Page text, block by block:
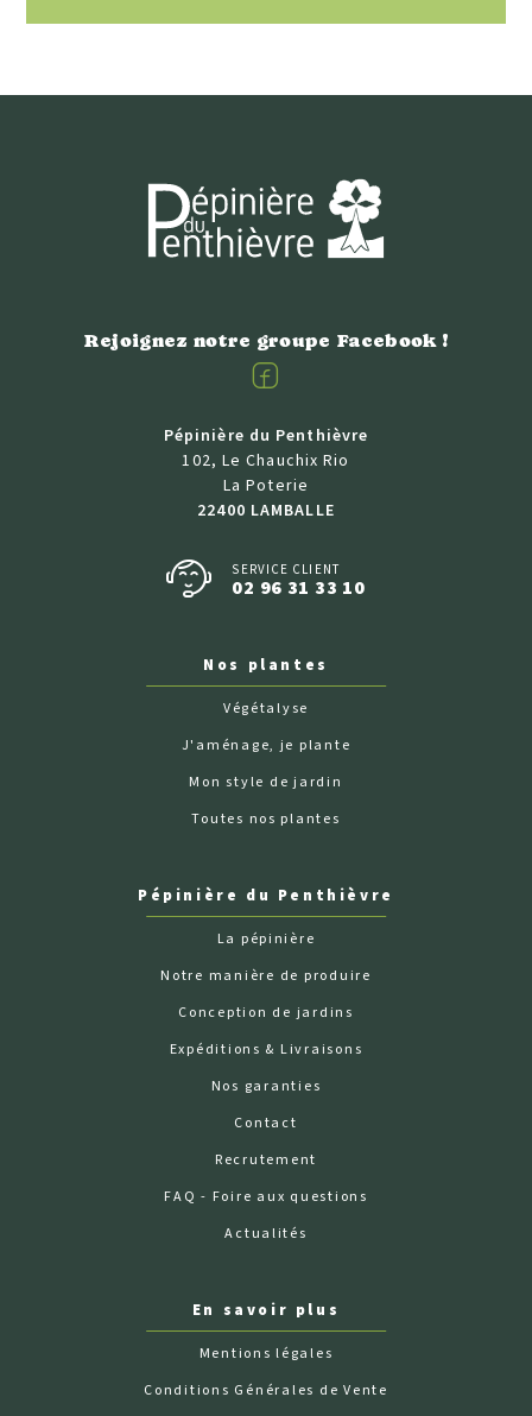
Rejoignez notre groupe Facebook !
Facebook
Pépinière du Penthièvre
102, Le Chauchix Rio
La Poterie
22400 LAMBALLE
SERVICE CLIENT
02 96 31 33 10
Nos plantes
Végétalyse
J'aménage, je plante
Mon style de jardin
Toutes nos plantes
Pépinière du Penthièvre
La pépinière
Notre manière de produire
Conception de jardins
Expéditions & Livraisons
Nos garanties
Contact
Recrutement
FAQ - Foire aux questions
Actualités
En savoir plus
Mentions légales
Conditions Générales de Vente